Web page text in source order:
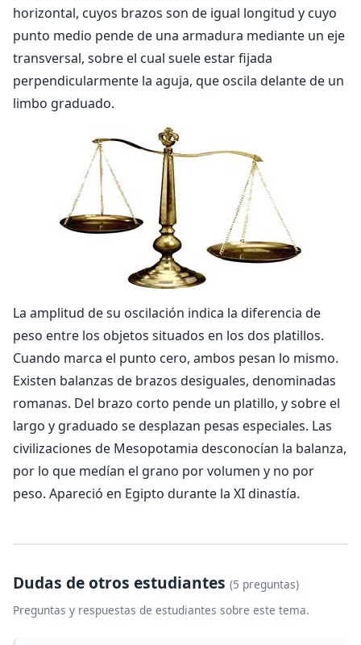
horizontal, cuyos brazos son de igual longitud y cuyo
punto medio pende de una armadura mediante un eje
transversal, sobre el cual suele estar fijada
perpendicularmente la aguja, que oscila delante de un
limbo graduado.
La amplitud de su oscilación indica la diferencia de
peso entre los objetos situados en los dos platillos.
Cuando marca el punto cero, ambos pesan lo mismo.
Existen balanzas de brazos desiguales, denominadas
romanas. Del brazo corto pende un platillo, y sobre el
largo y graduado se desplazan pesas especiales. Las
civilizaciones de Mesopotamia desconocían la balanza,
por lo que medían el grano por volumen y no por
peso. Apareció en Egipto durante la XI dinastía.
Dudas de otros estudiantes (5 preguntas)
Preguntas y respuestas de estudiantes sobre este tema.